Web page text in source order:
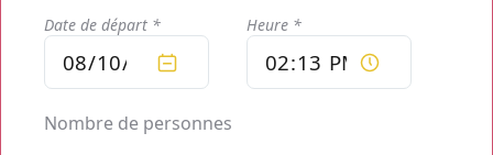
donc deseulement 45€
pour un transport de une à quatre
aéroports et gares de Paris aisément avec le numéro de
transport ou de vol que vous aurez communiqué lors de
arrivée en temps réel.